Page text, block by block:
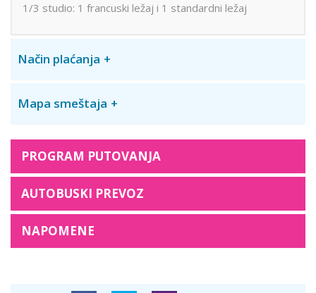
1/3 studio: 1 francuski ležaj i 1 standardni ležaj
Način plaćanja
Mapa smeštaja
PROGRAM PUTOVANJA
AUTOBUSKI PREVOZ
NAPOMENE